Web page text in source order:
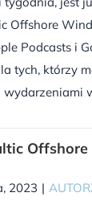
Offshore
Podcasts i
tych, którzy
2023 |